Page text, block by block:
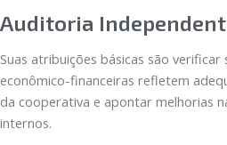
Auditoria
Suas atribuições básicas são
econômico-financeiras refletem
da cooperativa e apontar melhorias
internos.